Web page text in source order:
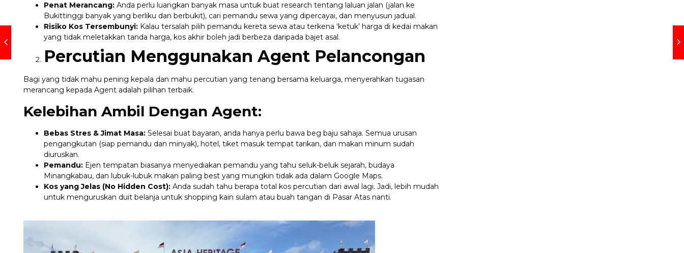
Penat Merancang: Anda perlu luangkan banyak masa untuk buat research tentang laluan jalan (jalan ke
Bukittinggi banyak yang berliku dan berbukit), cari pemandu sewa yang dipercayai, dan menyusun jadual.
Risiko Kos Tersembunyi: Kalau tersalah pilih pemandu kereta sewa atau terkena ‘ketuk’ harga di kedai makan
yang tidak meletakkan tanda harga, kos akhir boleh jadi berbeza daripada bajet asal.
Percutian Menggunakan Agent Pelancongan
Bagi yang tidak mahu pening kepala dan mahu percutian yang tenang bersama keluarga, menyerahkan tugasan
merancang kepada Agent adalah pilihan terbaik.
Kelebihan Ambil Dengan Agent:
Bebas Stres & Jimat Masa: Selesai buat bayaran, anda hanya perlu bawa beg baju sahaja. Semua urusan
pengangkutan (siap pemandu dan minyak), hotel, tiket masuk tempat tarikan, dan makan minum sudah
diuruskan.
Pemandu: Ejen tempatan biasanya menyediakan pemandu yang tahu seluk-beluk sejarah, budaya
Minangkabau, dan lubuk-lubuk makan paling best yang mungkin tidak ada dalam Google Maps.
Kos yang Jelas (No Hidden Cost): Anda sudah tahu berapa total kos percutian dari awal lagi. Jadi, lebih mudah
untuk menguruskan duit belanja untuk shopping kain sulam atau buah tangan di Pasar Atas nanti.